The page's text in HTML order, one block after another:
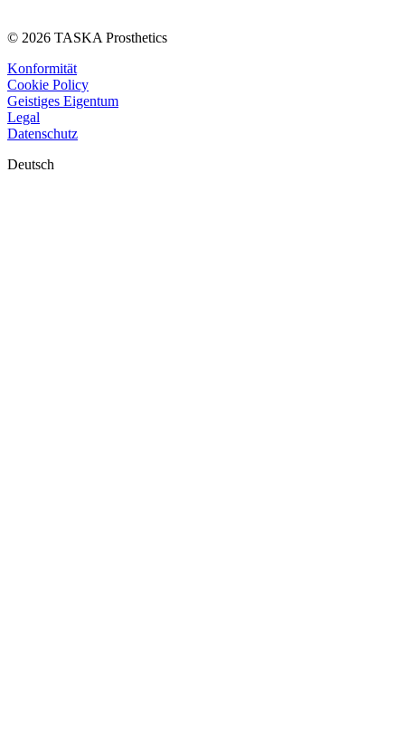
© 2026 TASKA Prosthetics
Konformität
Cookie Policy
Geistiges Eigentum
Legal
Datenschutz
Deutsch